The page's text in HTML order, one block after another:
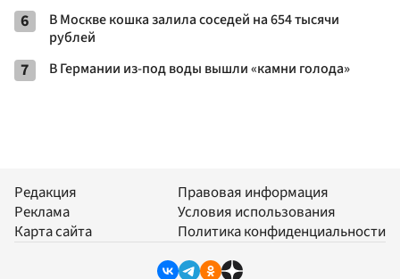
6
В Москве кошка залила соседей на 654 тысячи
рублей
7 В Германии из-под воды вышли «камни голода»
Редакция
Реклама
Карта сайта
Правовая информация
Условия использования
Политика конфиденциальности